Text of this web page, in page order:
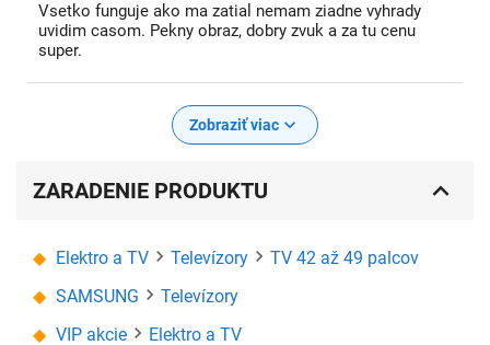
Vsetko funguje ako ma zatial nemam ziadne vyhrady
uvidim casom. Pekny obraz, dobry zvuk a za tu cenu
super.
Zobraziť viac
ZARADENIE PRODUKTU
Elektro a TV Televízory
TV 42 až 49 palcov
SAMSUNG
Televízory
VIP akcie
Elektro a TV